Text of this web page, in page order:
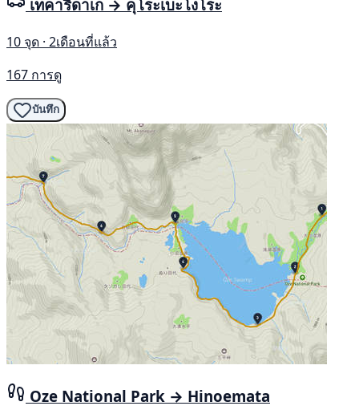
เทคาริดาเก → คุโระเบะโงโระ
10 จุด · 2เดือนที่แล้ว
167 การดู
บันทึก
Oze National Park → Hinoemata